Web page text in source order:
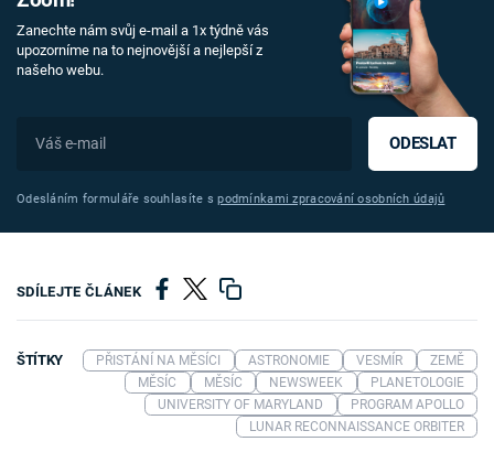
Zanechte nám svůj e-mail a 1x týdně vás
upozorníme na to nejnovější a nejlepší z
našeho webu.
ODESLAT
Odesláním formuláře souhlasíte spodmínkami zpracování osobních údajů
SDÍLEJTE ČLÁNEK
ŠTÍTKY PŘISTÁNÍ NA MĚSÍCI ASTRONOMIE VESMÍR
ZEMĚ
MĚSÍC
MĚSÍC NEWSWEEK
PLANETOLOGIE
UNIVERSITY OF MARYLAND
PROGRAM APOLLO
LUNAR RECONNAISSANCE ORBITER